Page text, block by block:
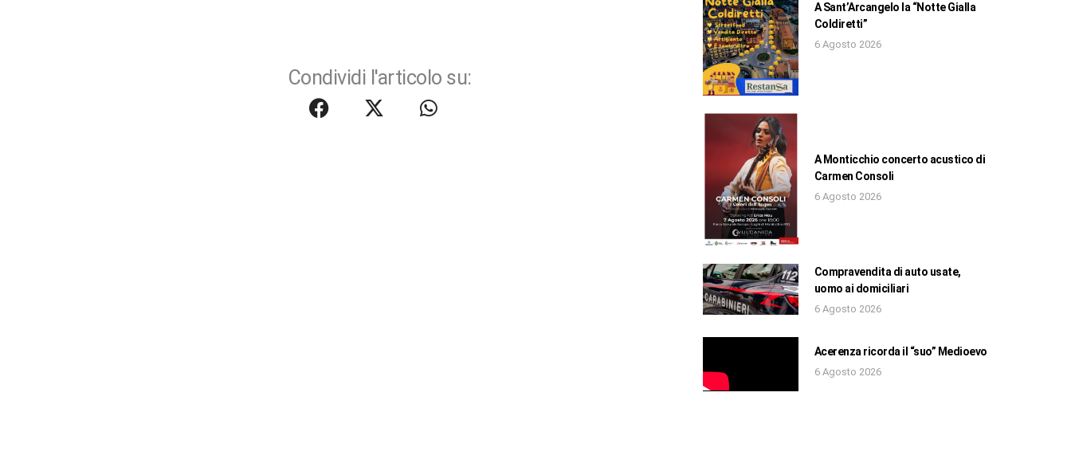
Condividi l'articolo su:
A Sant’Arcangelo la “Notte Gialla
Coldiretti”
6 Agosto 2026
A Monticchio concerto acustico di
Carmen Consoli
6 Agosto 2026
Compravendita di auto usate,
uomo ai domiciliari
6 Agosto 2026
Acerenza ricorda il “suo” Medioevo
6 Agosto 2026